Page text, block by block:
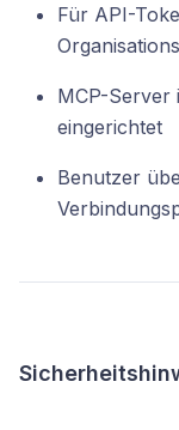
Für API-
MCP-Server
eingerichtet
Benutzer